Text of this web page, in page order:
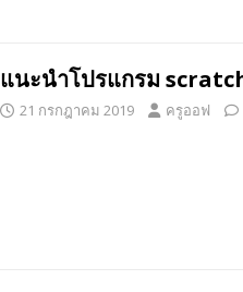
แนะนำโปรแกรม
21 กรกฎาคม 2019 ครูออฟ